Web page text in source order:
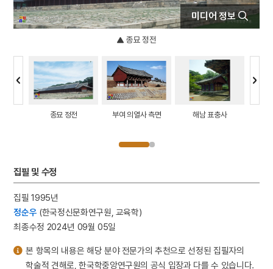
9 성종
10 세조
미디어 정보
종묘 정전
종묘 정전 부여 의열사 측면 해남 표충사
집필 및 수정
집필 1995년
정순우 (한국정신문화연구원, 교육학)
최종수정 2024년 09월 05일
본 항목의 내용은 해당 분야 전문가의 추천으로 선정된 집필자의
학술적 견해로, 한국학중앙연구원의 공식 입장과 다를 수 있습니다.